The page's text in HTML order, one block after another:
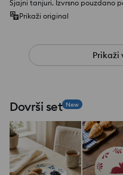
Sjajni tanjuri. Izvrsno pouzdano
Prikaži original
Prikaži
Dovrši set New